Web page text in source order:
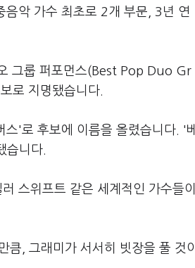
음악 가수 최초로 2개 부문, 3년 연
그룹 퍼포먼스(Best Pop Duo Gr
로 지명됐습니다.
'로 후보에 이름을 올렸습니다. '베
니다.
스위프트 같은 세계적인 가수들이
, 그래미가 서서히 빗장을 풀 것이